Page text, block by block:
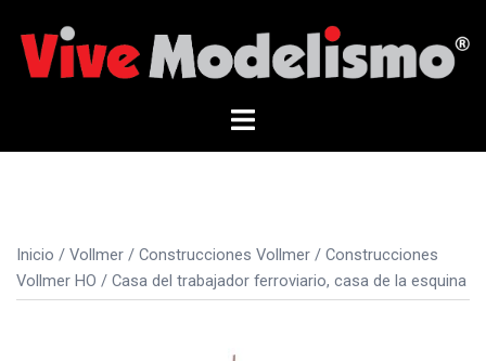
contenido
Alternar
Inicio / Vollmer / Construcciones Vollmer / Construcciones
Vollmer HO / Casa del trabajador ferroviario, casa de la esquina